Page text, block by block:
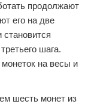
продолжают
его на две
шага.
на весы и
шесть монет из